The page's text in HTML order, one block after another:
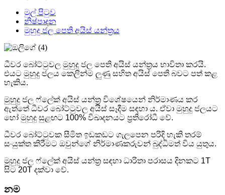
මුල් පිටුව
නිෂ්පාදන
මුහුදු ජල පෙති අයිස් යන්ත්‍රය
ධීවර බෝට්ටුවල මුහුදු ජල පෙති අයිස් යන්ත්‍රය භාවිතා කරයි.
එයට මුහුදු ජලය කෙලින්ම ලුණු සහිත අයිස් පෙති බවට පත් කළ
හැකිය.
මුහුදු ජල ෆ්ලේක් අයිස් යන්ත්‍ර විශේෂයෙන් නිර්මාණය කර
ඇත්තේ ධීවර බෝට්ටුවල අයිස් සෑදීම සඳහා ය. ඒවා මුහුදු ජලයට
හෝ මුහුදු සුළඟට 100% විඛාදනයට ප්‍රතිරෝධී වේ.
ධීවර බෝට්ටුවක සීමිත ඉඩකඩට ගැලපෙන පරිදි හැකි තරම්
සංයුක්ත කිරීමට ඔවුන්ගේ නිර්මාණකරුවන් බුද්ධිමත් විය යුතුය.
මුහුදු ජල ෆ්ලේක් අයිස් යන්ත්‍ර සඳහා ධාරිතා පරාසය දිනකට 1T
සිට 20T දක්වා වේ.
නම